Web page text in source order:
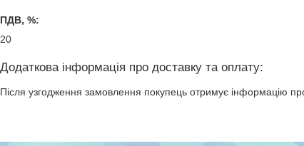
ПДВ, %:
20
Після узгодження замовлення покупець отримує інформацію